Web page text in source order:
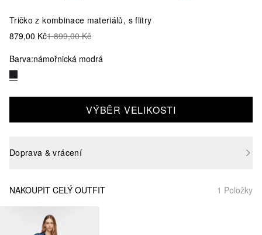
Tričko z kombinace materiálů, s flitry
879,00 Kč1 899,00 Kč
Barva:námořnická modrá
VÝBĚR VELIKOSTI
Doprava & vrácení
NAKOUPIT CELÝ OUTFIT 1 Položky